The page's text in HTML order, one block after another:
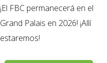
¡El FBC permanecerá en el
Grand Palais en 2026! ¡Allí
estaremos!